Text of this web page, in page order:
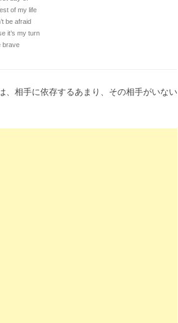
of my life
be afraid
it’s my turn
brave
相手に依存するあまり、その相手がいない